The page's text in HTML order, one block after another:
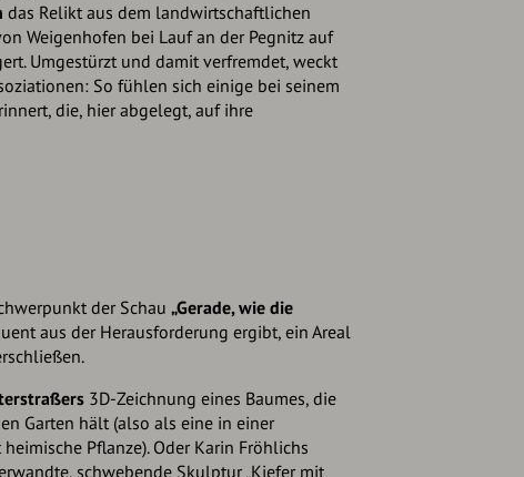
das Relikt aus dem landwirtschaftlichen
Weigenhofen bei Lauf an der Pegnitz auf
Umgestürzt und damit verfremdet, weckt
So fühlen sich einige bei seinem
die, hier abgelegt, auf ihre
der Schau „Gerade, wie die
aus der Herausforderung ergibt, ein Areal
3D-Zeichnung eines Baumes, die
Garten hält (also als eine in einer
Pflanze). Oder Karin Fröhlichs
schwebende Skulptur „Kiefer mit